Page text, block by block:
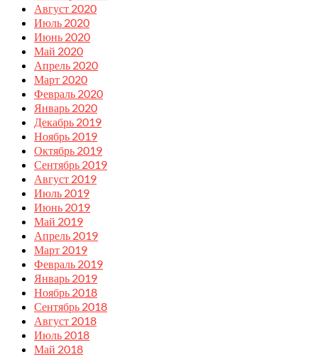
Август 2020
Июль 2020
Июнь 2020
Май 2020
Апрель 2020
Март 2020
Февраль 2020
Январь 2020
Декабрь 2019
Ноябрь 2019
Октябрь 2019
Сентябрь 2019
Август 2019
Июль 2019
Июнь 2019
Май 2019
Апрель 2019
Март 2019
Февраль 2019
Январь 2019
Ноябрь 2018
Сентябрь 2018
Август 2018
Июль 2018
Май 2018